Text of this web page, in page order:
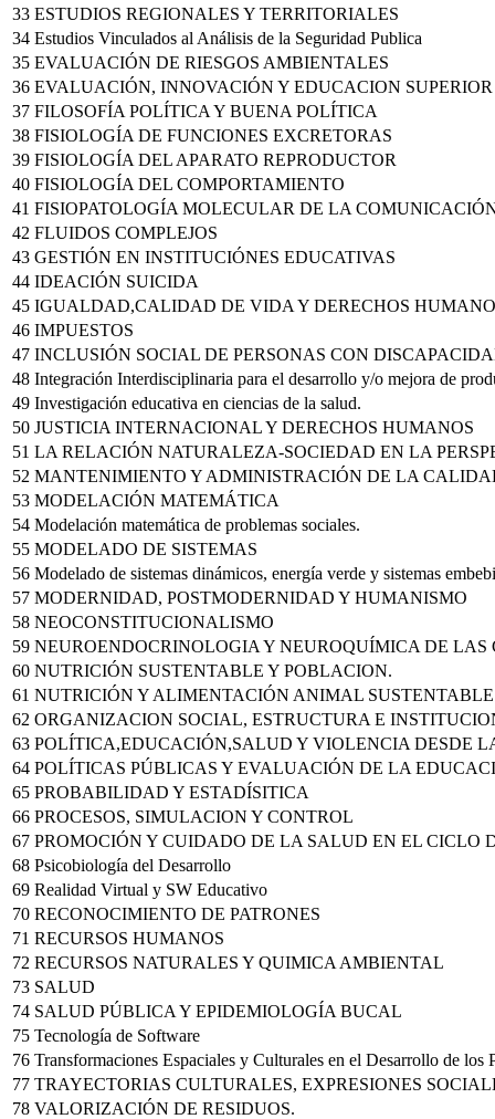
33 ESTUDIOS REGIONALES Y TERRITORIALES
34 Estudios Vinculados al Análisis de la Seguridad Publica
35 EVALUACIÓN DE RIESGOS AMBIENTALES
36 EVALUACIÓN, INNOVACIÓN Y EDUCACION SUPERIOR
37 FILOSOFÍA POLÍTICA Y BUENA POLÍTICA
38 FISIOLOGÍA DE FUNCIONES EXCRETORAS
39 FISIOLOGÍA DEL APARATO REPRODUCTOR
40 FISIOLOGÍA DEL COMPORTAMIENTO
41 FISIOPATOLOGÍA MOLECULAR DE LA
42 FLUIDOS COMPLEJOS
43 GESTIÓN EN INSTITUCIÓNES EDUCATIVAS
44 IDEACIÓN SUICIDA
45 IGUALDAD,CALIDAD DE VIDA Y DERECHOS
46 IMPUESTOS
47 INCLUSIÓN SOCIAL DE PERSONAS CON
48 Integración Interdisciplinaria para el desarrollo y/o mejora de
49 Investigación educativa en ciencias de la salud.
50 JUSTICIA INTERNACIONAL Y DERECHOS HUMANOS
51 LA RELACIÓN NATURALEZA-SOCIEDAD EN LA
52 MANTENIMIENTO Y ADMINISTRACIÓN DE LA
53 MODELACIÓN MATEMÁTICA
54 Modelación matemática de problemas sociales.
55 MODELADO DE SISTEMAS
56 Modelado de sistemas dinámicos, energía verde y sistemas
57 MODERNIDAD, POSTMODERNIDAD Y HUMANISMO
58 NEOCONSTITUCIONALISMO
59 NEUROENDOCRINOLOGIA Y NEUROQUÍMICA DE LAS
60 NUTRICIÓN SUSTENTABLE Y POBLACION.
61 NUTRICIÓN Y ALIMENTACIÓN ANIMAL SUSTENTABLE
62 ORGANIZACION SOCIAL, ESTRUCTURA E
63 POLÍTICA,EDUCACIÓN,SALUD Y VIOLENCIA DESDE
64 POLÍTICAS PÚBLICAS Y EVALUACIÓN DE LA
65 PROBABILIDAD Y ESTADÍSITICA
66 PROCESOS, SIMULACION Y CONTROL
67 PROMOCIÓN Y CUIDADO DE LA SALUD EN EL CICLO
68 Psicobiología del Desarrollo
69 Realidad Virtual y SW Educativo
70 RECONOCIMIENTO DE PATRONES
71 RECURSOS HUMANOS
72 RECURSOS NATURALES Y QUIMICA AMBIENTAL
73 SALUD
74 SALUD PÚBLICA Y EPIDEMIOLOGÍA BUCAL
75 Tecnología de Software
76 Transformaciones Espaciales y Culturales en el Desarrollo de los
77 TRAYECTORIAS CULTURALES, EXPRESIONES
78 VALORIZACIÓN DE RESIDUOS.